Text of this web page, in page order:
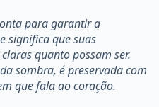
para garantir a
significa que suas
quanto possam ser.
sombra, é preservada com
que fala ao coração.